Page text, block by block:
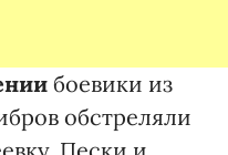
боевики из
обстреляли